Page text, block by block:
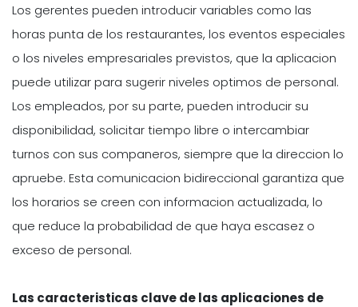
Los gerentes pueden introducir variables como las
horas punta de los restaurantes, los eventos especiales
o los niveles empresariales previstos, que la aplicacion
puede utilizar para sugerir niveles optimos de personal.
Los empleados, por su parte, pueden introducir su
disponibilidad, solicitar tiempo libre o intercambiar
turnos con sus companeros, siempre que la direccion lo
apruebe. Esta comunicacion bidireccional garantiza que
los horarios se creen con informacion actualizada, lo
que reduce la probabilidad de que haya escasez o
exceso de personal.
Las caracteristicas clave de las aplicaciones de